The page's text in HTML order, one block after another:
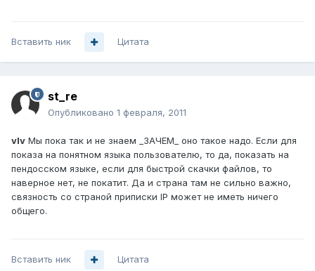
Вставить ник Цитата
st_re
Опубликовано 1 февраля, 2011
vIv Мы пока так и не знаем _ЗАЧЕМ_ оно такое надо. Если для
показа на понятном языка пользователю, то да, показать на
пендосском языке, если для быстрой скачки файлов, то
наверное нет, не покатит. Да и страна там не сильно важно,
связность со страной приписки IP может не иметь ничего
общего.
Вставить ник Цитата